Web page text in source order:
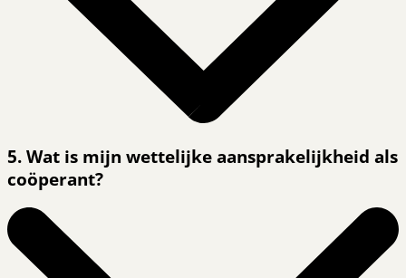
5. Wat is mijn wettelijke aansprakelijkheid als
coöperant?